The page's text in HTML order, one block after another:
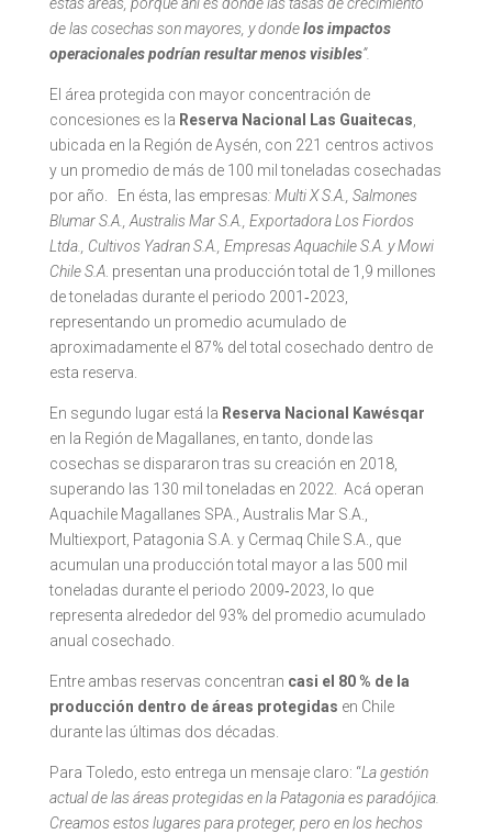
de las cosechas son mayores, y dondelos impactos
operacionales podrían resultar menos visibles”.
El área protegida con mayor concentración de
concesiones es la Reserva Nacional Las Guaitecas
ubicada en la Región de Aysén, con 221 centros activos
y un promedio de más de 100 mil toneladas cosechadas
por año. En ésta, las empresas: Multi X S.A., Salmones
Blumar S.A., Australis Mar S.A., Exportadora Los Fiordos
Ltda., Cultivos Yadran S.A., Empresas Aquachile S.A. y Mowi
Chile S.A. presentan una producción total de 1,9 millones
de toneladas durante el periodo 2001‑2023,
representando un promedio acumulado de
aproximadamente el 87% del total cosechado dentro de
esta reserva.
En segundo lugar está la Reserva Nacional Kawésqar
en la Región de Magallanes, en tanto, donde las
cosechas se dispararon tras su creación en 2018,
superando las 130 mil toneladas en 2022. Acá operan
Aquachile Magallanes SPA., Australis Mar S.A.,
Multiexport, Patagonia S.A. y Cermaq Chile S.A., que
acumulan una producción total mayor a las 500 mil
toneladas durante el periodo 2009‑2023, lo que
representa alrededor del 93% del promedio acumulado
anual cosechado.
Entre ambas reservas concentran casi el 80 % de la
producción dentro de áreas protegidas en Chile
durante las últimas dos décadas.
Para Toledo, esto entrega un mensaje claro: “La gestión
actual de las áreas protegidas en la Patagonia es paradójica.
Creamos estos lugares para proteger, pero en los hechos